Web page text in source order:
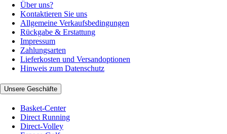
Über uns?
Kontaktieren Sie uns
Allgemeine Verkaufsbedingungen
Rückgabe & Erstattung
Impressum
Zahlungsarten
Lieferkosten und Versandoptionen
Hinweis zum Datenschutz
Unsere Geschäfte
Basket-Center
Direct Running
Direct-Volley